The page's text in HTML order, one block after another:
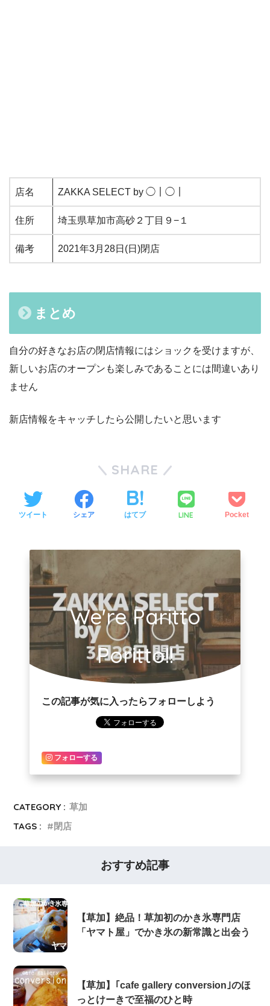
店名 ZAKKA SELECT by ◯｜◯｜
住所 埼玉県草加市高砂２丁目９−１
備考 2021年3月28日(日)閉店
まとめ
自分の好きなお店の閉店情報にはショックを受けますが、
新しいお店のオープンも楽しみであることには間違いあり
ません
新店情報をキャッチしたら公開したいと思います
SHARE
ツイート シェア はてブ LINE Pocket
We're Paritto
Poritto!!
この記事が気に入ったらフォローしよう
フォローする
CATEGORY : 草加
TAGS :
閉店
おすすめ記事
【草加】絶品！草加初のかき氷専門店
「ヤマト屋」でかき氷の新常識と出会う
【草加】｢cafe gallery conversion｣のほ
っとけーきで至福のひと時